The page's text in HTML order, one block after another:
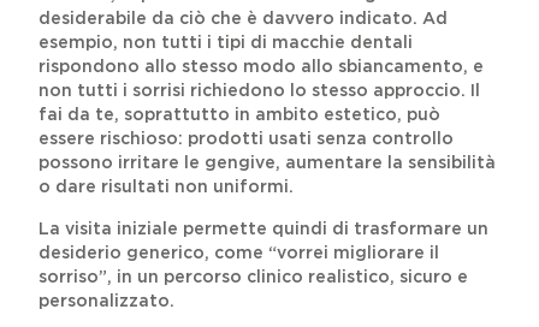
desiderabile da ciò che è davvero indicato. Ad
esempio, non tutti i tipi di macchie dentali
rispondono allo stesso modo allo sbiancamento, e
non tutti i sorrisi richiedono lo stesso approccio. Il
fai da te, soprattutto in ambito estetico, può
essere rischioso: prodotti usati senza controllo
possono irritare le gengive, aumentare la sensibilità
o dare risultati non uniformi.
La visita iniziale permette quindi di trasformare un
desiderio generico, come “vorrei migliorare il
sorriso”, in un percorso clinico realistico, sicuro e
personalizzato.